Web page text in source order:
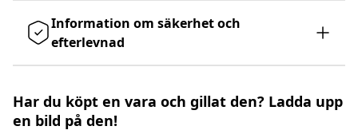
Information om säkerhet och
efterlevnad
Har du köpt en vara och gillat den? Ladda upp
en bild på den!